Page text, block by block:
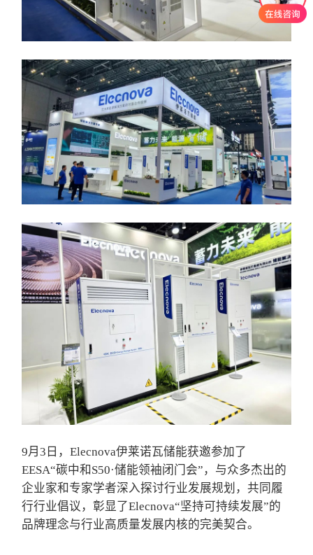
9月3日，Elecnova伊莱诺瓦储能获邀参加了
EESA“碳中和S50·储能领袖闭门会”，与众多杰出的
企业家和专家学者深入探讨行业发展规划，共同履
行行业倡议，彰显了Elecnova“坚持可持续发展”的
品牌理念与行业高质量发展内核的完美契合。